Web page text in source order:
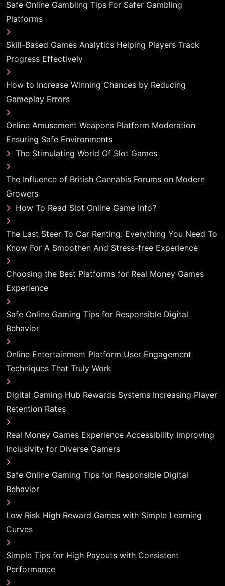
Safe Online Gambling Tips For Safer Gambling
Platforms
Skill-Based Games Analytics Helping Players Track
Progress Effectively
How to Increase Winning Chances by Reducing
Gameplay Errors
Online Amusement Weapons Platform Moderation
Ensuring Safe Environments
The Stimulating World Of Slot Games
The Influence of British Cannabis Forums on Modern
Growers
How To Read Slot Online Game Info?
The Last Steer To Car Renting: Everything You Need To
Know For A Smoothen And Stress-free Experience
Choosing the Best Platforms for Real Money Games
Experience
Safe Online Gaming Tips for Responsible Digital
Behavior
Online Entertainment Platform User Engagement
Techniques That Truly Work
Digital Gaming Hub Rewards Systems Increasing Player
Retention Rates
Real Money Games Experience Accessibility Improving
Inclusivity for Diverse Gamers
Safe Online Gaming Tips for Responsible Digital
Behavior
Low Risk High Reward Games with Simple Learning
Curves
Simple Tips for High Payouts with Consistent
Performance